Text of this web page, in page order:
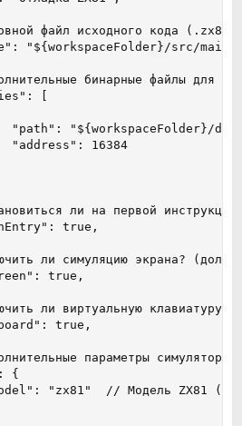
файл исходного кода (.zx81)
"${workspaceFolder}/src/
бинарные файлы для
[
"path": "${workspaceFolder}/
"address": 16384
ли на первой
true,
ли симуляцию экрана?
true,
ли виртуальную клавиатуру?
true,
параметры симулятора
{
"zx81"  // Модель ZX81